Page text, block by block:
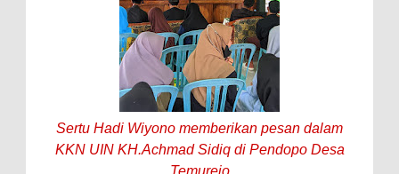
Sertu Hadi Wiyono memberikan pesan dalam
KKN UIN KH.Achmad Sidiq di Pendopo Desa
Temurejo